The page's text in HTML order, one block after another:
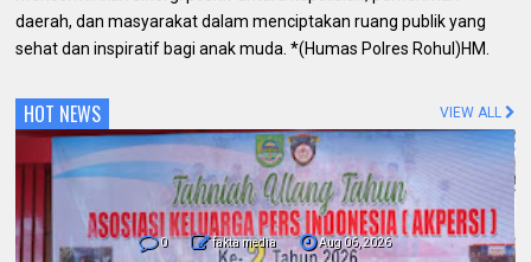
daerah, dan masyarakat dalam menciptakan ruang publik yang
sehat dan inspiratif bagi anak muda. *(Humas Polres Rohul)HM.
HOT NEWS VIEW ALL
0 fakta media Aug 06, 2026